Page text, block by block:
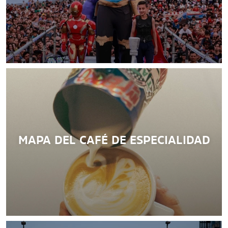
Sumate a conocer los atractivos turísticos de la ciudad.
LEER MÁS
Del 13 al 16 de Agosto, no te pierdas el Festival
Internacional de Historietas
LEER MÁS
MAPA DEL CAFÉ DE ESPECIALIDAD